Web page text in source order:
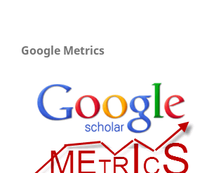
Google Metrics